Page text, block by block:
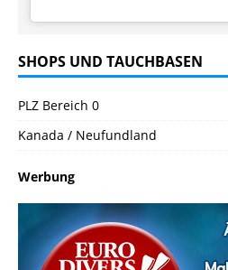
SHOPS UND TAUCHBASEN
PLZ Bereich 0
Kanada / Neufundland
Werbung